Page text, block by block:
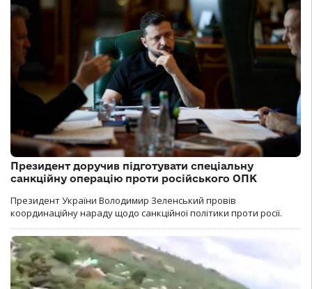
Президент доручив підготувати спеціальну
санкційну операцію проти російського ОПК
Президент України Володимир Зеленський провів
координаційну нараду щодо санкційної політики проти росії.